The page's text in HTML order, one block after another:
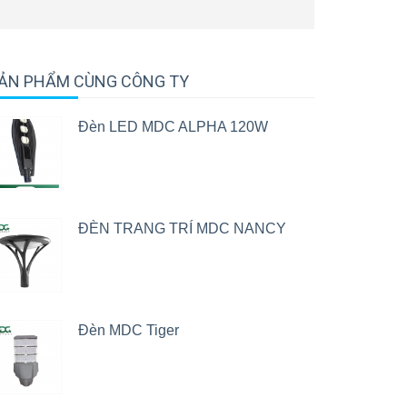
PHẨM CÙNG CÔNG TY
Đèn LED MDC ALPHA 120W
ĐÈN TRANG TRÍ MDC NANCY
Đèn MDC Tiger